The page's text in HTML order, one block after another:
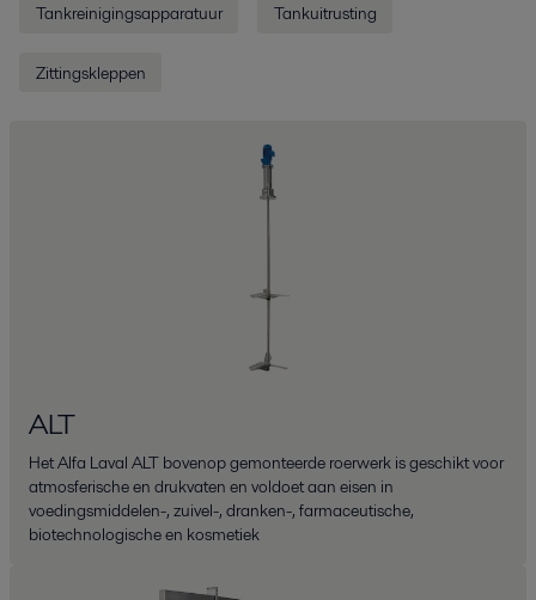
Tankreinigingsapparatuur Tankuitrusting
Zittingskleppen
ALT
Het Alfa Laval ALT bovenop gemonteerde roerwerk is geschikt voor
atmosferische en drukvaten en voldoet aan eisen in
voedingsmiddelen-, zuivel-, dranken-, farmaceutische,
biotechnologische en kosmetiek